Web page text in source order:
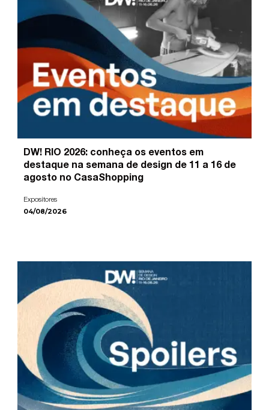
DW! RIO 2026: conheça os eventos em
destaque na semana de design de 11 a 16 de
agosto no CasaShopping
Expositores
04/08/2026